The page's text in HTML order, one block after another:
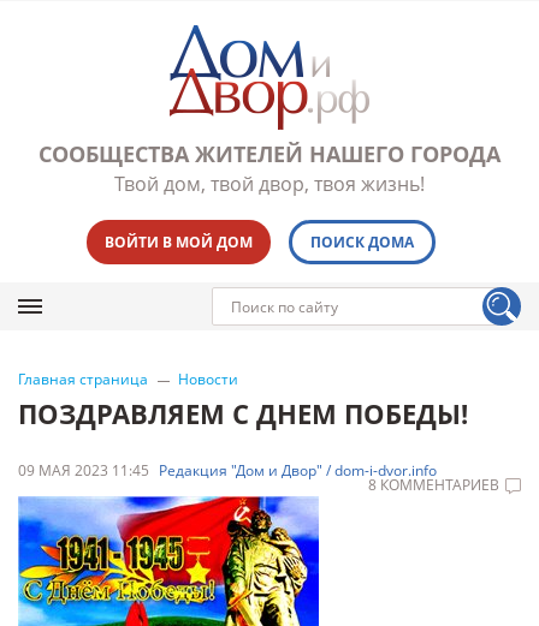
СООБЩЕСТВА ЖИТЕЛЕЙ НАШЕГО ГОРОДА
Твой дом, твой двор, твоя жизнь!
ВОЙТИ В МОЙ ДОМ ПОИСК ДОМА
Главная страница Новости
ПОЗДРАВЛЯЕМ С ДНЕМ ПОБЕДЫ!
09 МАЯ 2023 11:45 Редакция "Дом и Двор" / dom-i-dvor.info
8 КОММЕНТАРИЕВ